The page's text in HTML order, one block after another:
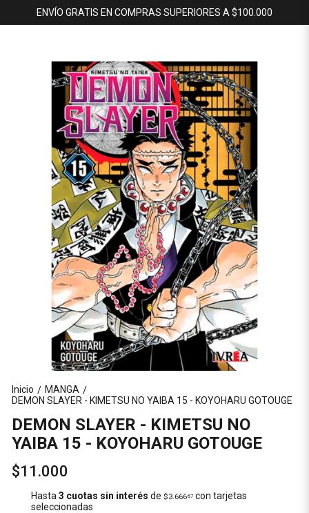
ENVÍO GRATIS EN COMPRAS SUPERIORES A $100.000
Inicio / MANGA /
DEMON SLAYER - KIMETSU NO YAIBA 15 - KOYOHARU GOTOUGE
DEMON SLAYER - KIMETSU NO
YAIBA 15 - KOYOHARU GOTOUGE
$11.000
Hasta 3 cuotas sin interés de $3.66667con tarjetas
seleccionadas